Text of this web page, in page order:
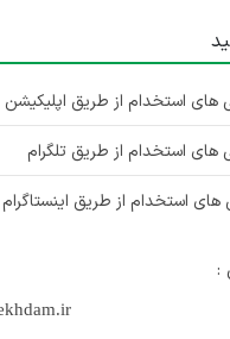
های استخدام از طریق اپلیکیشن
استخدام از طریق تلگرام
استخدام از طریق اینستاگرام
: